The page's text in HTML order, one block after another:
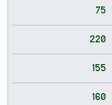
75
220
155
160